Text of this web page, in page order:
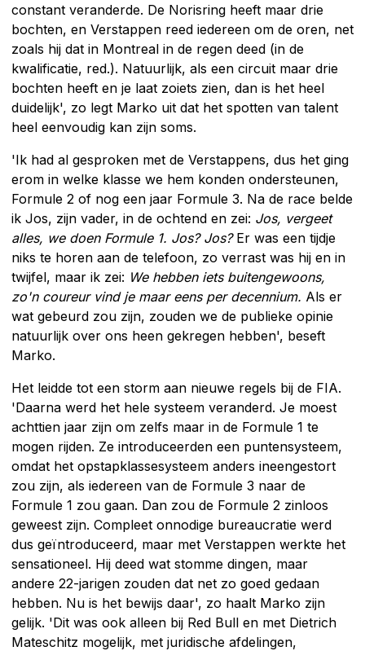
constant veranderde. De Norisring heeft maar drie
bochten, en Verstappen reed iedereen om de oren, net
zoals hij dat in Montreal in de regen deed (in de
kwalificatie, red.). Natuurlijk, als een circuit maar drie
bochten heeft en je laat zoiets zien, dan is het heel
duidelijk', zo legt Marko uit dat het spotten van talent
heel eenvoudig kan zijn soms.
'Ik had al gesproken met de Verstappens, dus het ging
erom in welke klasse we hem konden ondersteunen,
Formule 2 of nog een jaar Formule 3. Na de race belde
ik Jos, zijn vader, in de ochtend en zei: Jos, vergeet
alles, we doen Formule 1. Jos? Jos? Er was een tijdje
niks te horen aan de telefoon, zo verrast was hij en in
twijfel, maar ik zei: We hebben iets buitengewoons,
zo'n coureur vind je maar eens per decennium. Als er
wat gebeurd zou zijn, zouden we de publieke opinie
natuurlijk over ons heen gekregen hebben', beseft
Marko.
Het leidde tot een storm aan nieuwe regels bij de FIA.
'Daarna werd het hele systeem veranderd. Je moest
achttien jaar zijn om zelfs maar in de Formule 1 te
mogen rijden. Ze introduceerden een puntensysteem,
omdat het opstapklassesysteem anders ineengestort
zou zijn, als iedereen van de Formule 3 naar de
Formule 1 zou gaan. Dan zou de Formule 2 zinloos
geweest zijn. Compleet onnodige bureaucratie werd
dus geïntroduceerd, maar met Verstappen werkte het
sensationeel. Hij deed wat stomme dingen, maar
andere 22-jarigen zouden dat net zo goed gedaan
hebben. Nu is het bewijs daar', zo haalt Marko zijn
gelijk. 'Dit was ook alleen bij Red Bull en met Dietrich
Mateschitz mogelijk, met juridische afdelingen,